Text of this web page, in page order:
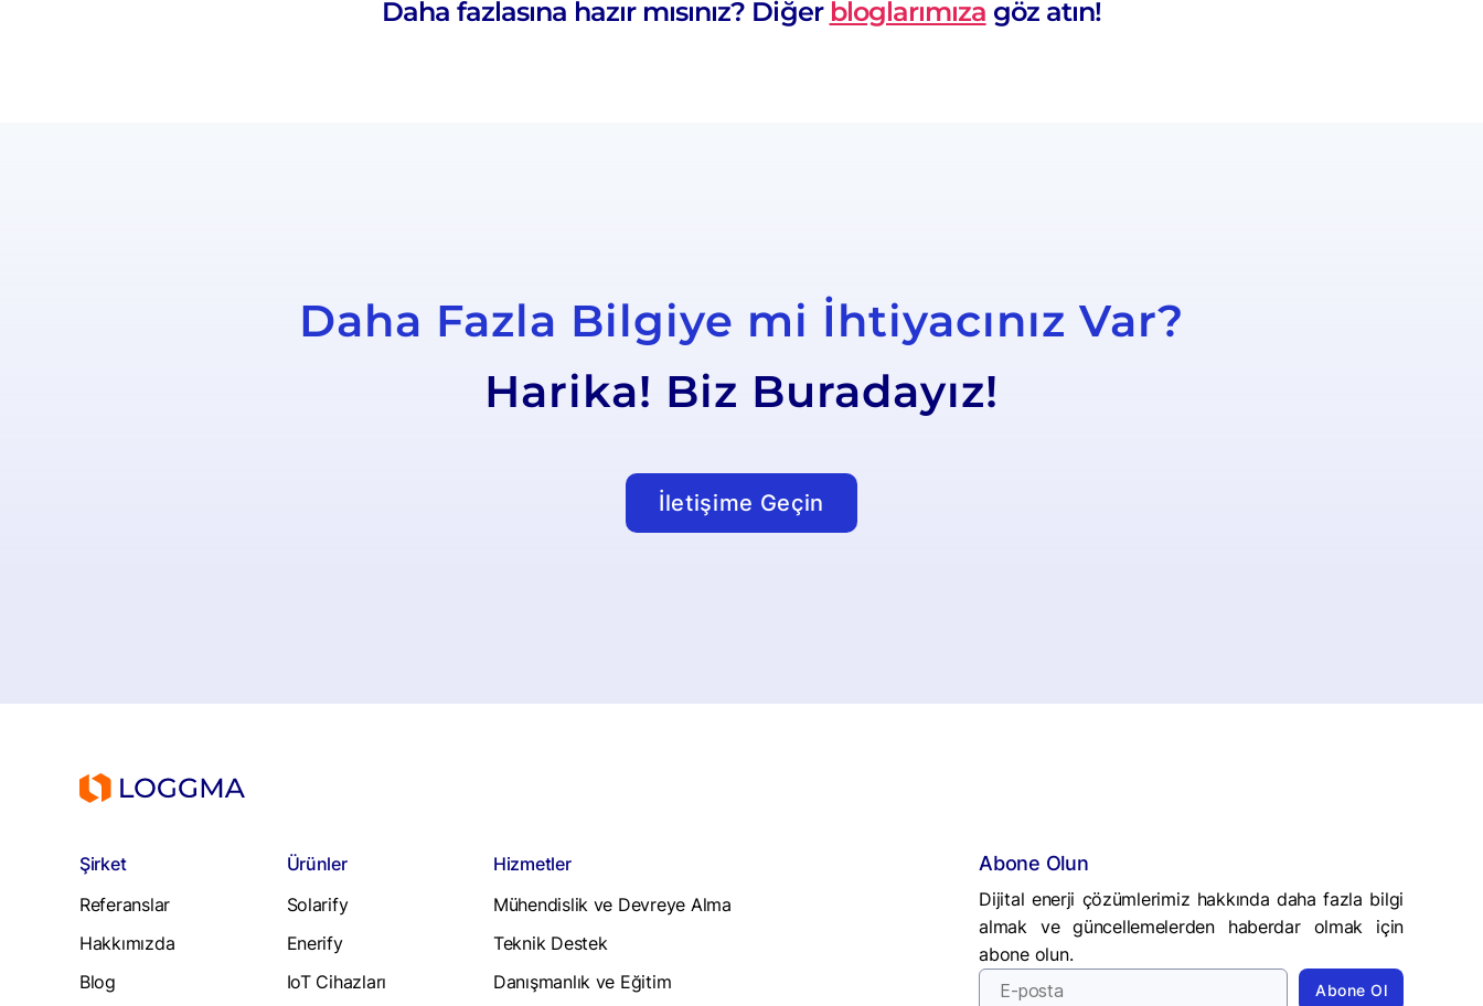
Daha fazlasına hazır mısınız? Diğer bloglarımıza göz atın!
Daha Fazla Bilgiye mi İhtiyacınız Var?
Harika! Biz Buradayız!
İletişime Geçin
Şirket
Referanslar
Hakkımızda
Blog
Ürünler
Solarify
Enerify
IoT Cihazları
Hizmetler
Mühendislik ve Devreye Alma
Teknik Destek
Danışmanlık ve Eğitim
Abone Olun
Dijital enerji çözümlerimiz hakkında daha fazla bilgi
almak ve güncellemelerden haberdar olmak için
abone olun.